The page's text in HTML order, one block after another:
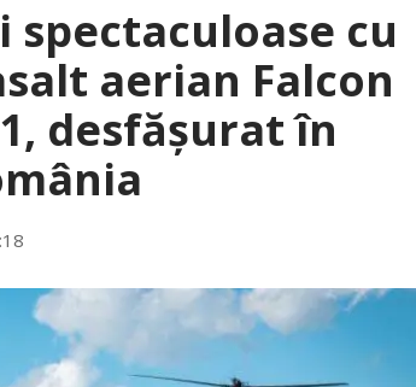
spectaculoase cu
aerian Falcon
desfășurat în